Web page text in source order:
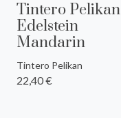
Tintero Pelikan
Edelstein
Mandarin
Tintero Pelikan
22,40 €